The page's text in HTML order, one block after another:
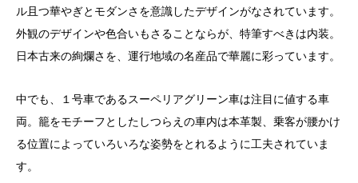
ル且つ華やぎとモダンさを意識したデザインがなされています。
外観のデザインや色合いもさることならが、特筆すべきは内装。
日本古来の絢爛さを、運行地域の名産品で華麗に彩っています。
中でも、１号車であるスーペリアグリーン車は注目に値する車
両。籠をモチーフとしたしつらえの車内は本革製、乗客が腰かけ
る位置によっていろいろな姿勢をとれるように工夫されていま
す。